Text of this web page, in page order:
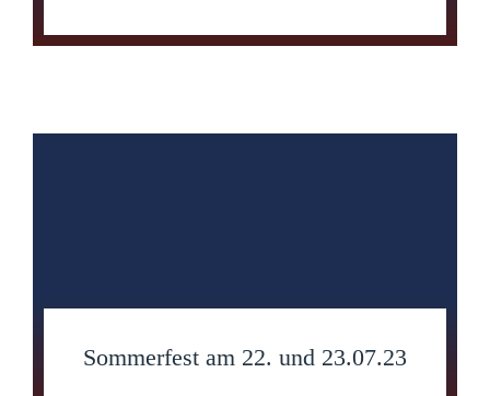
Sommerfest am 22. und 23.07.23